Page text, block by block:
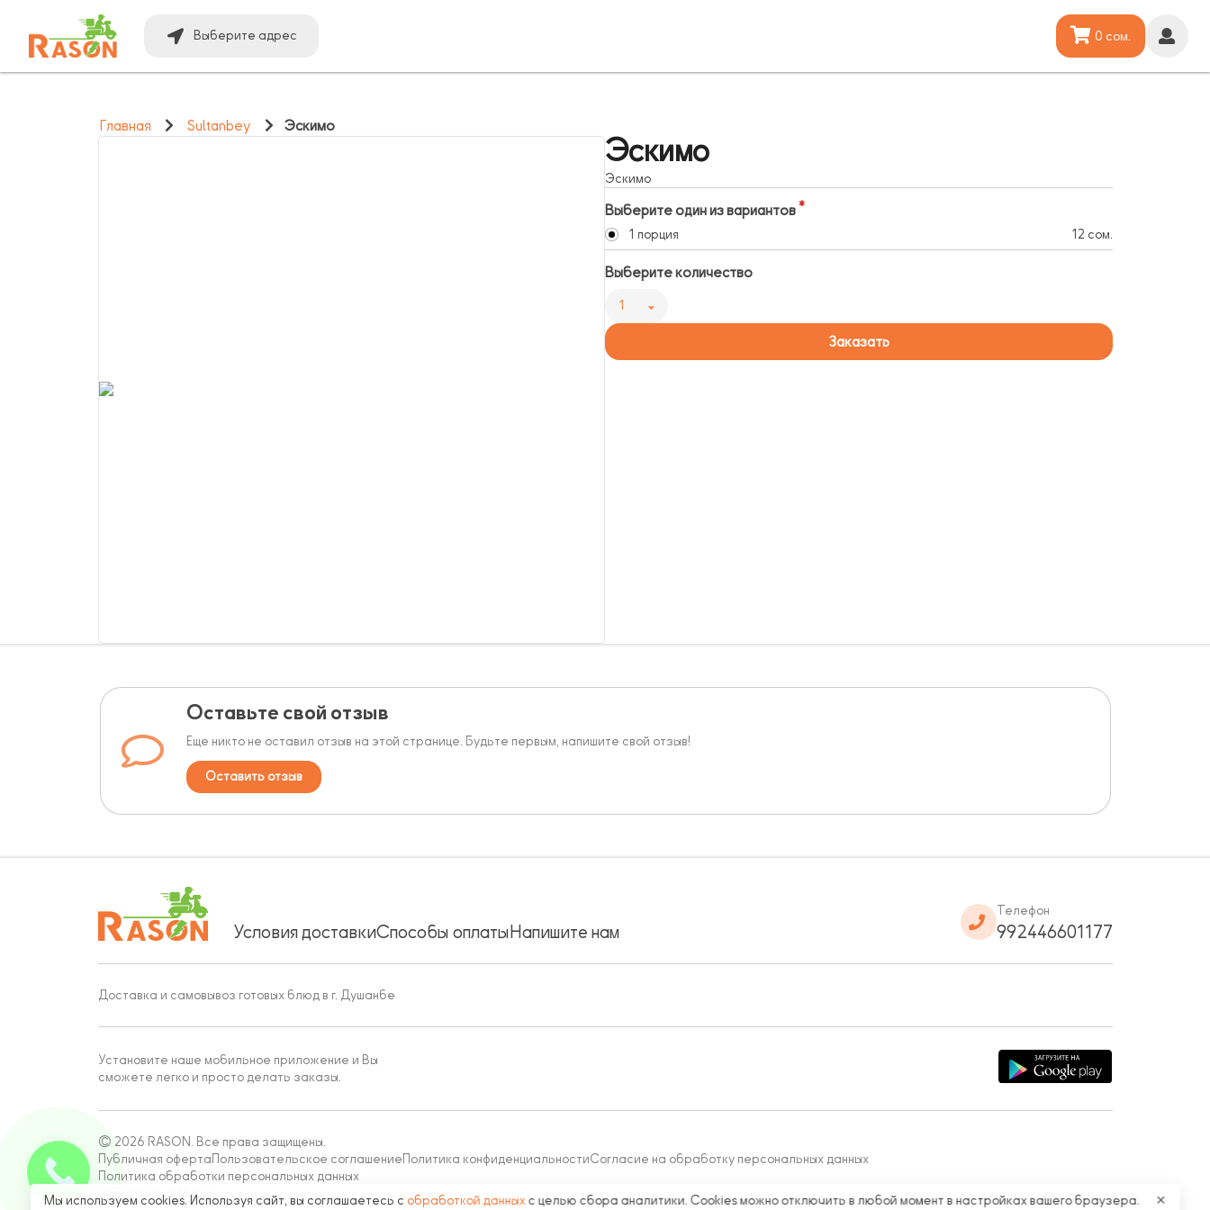
Выберите адрес 0 сом.
Главная Sultanbey Эскимо
Эскимо
Эскимо
Выберите один из вариантов
1 порция 12 сом.
Выберите количество
1
Заказать
Оставьте свой отзыв
Еще никто не оставил отзыв на этой странице. Будьте первым, напишите свой отзыв!
Оставить отзыв
Условия доставкиСпособы оплатыНапишите нам
Телефон
992446601177
Доставка и самовывоз готовых блюд в г. Душанбе
Установите наше мобильное приложение и Вы
сможете легко и просто делать заказы.
© 2026 RASON. Все права защищены.
Публичная оферта Пользовательское соглашение Политика конфиденциальностиСогласие на обработку персональных данных
Политика обработки персональных данных
Работает на Moba
Мы используем cookies. Используя сайт, вы соглашаетесь с обработкой данных с целью сбора аналитики. Cookies можно отключить в любой момент в настройках вашего браузера. ✕